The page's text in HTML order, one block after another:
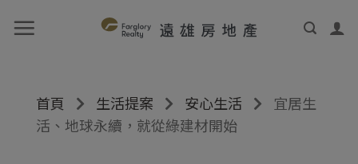
首頁 生活提案 安心生活
宜居生
活、地球永續，就從綠建材開始